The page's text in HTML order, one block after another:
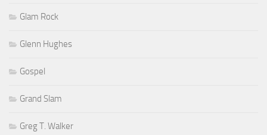
Glam Rock
Glenn Hughes
Gospel
Grand Slam
Greg T. Walker